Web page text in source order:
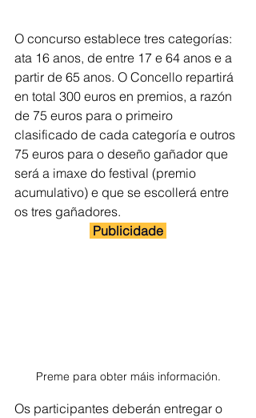
O concurso establece tres categorías:
ata 16 anos, de entre 17 e 64 anos e a
partir de 65 anos. O Concello repartirá
en total 300 euros en premios, a razón
de 75 euros para o primeiro
clasificado de cada categoría e outros
75 euros para o deseño gañador que
será a imaxe do festival (premio
acumulativo) e que se escollerá entre
os tres gañadores.
Publicidade
Preme para obter máis información.
Os participantes deberán entregar o